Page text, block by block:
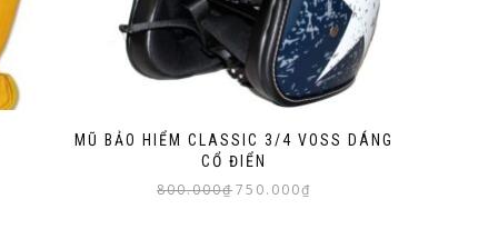
MŨ BẢO HIỂM CLASSIC 3/4 VOSS DÁNG
CỔ ĐIỂN
800.000₫ Original
750.000₫